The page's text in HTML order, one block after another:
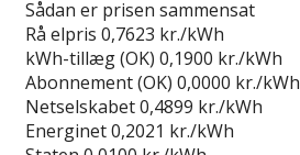
Sådan er prisen sammensat
Rå elpris 0,7623 kr./kWh
kWh-tillæg (OK) 0,1900 kr./kWh
Abonnement (OK) 0,0000 kr./kWh
Netselskabet0,4899 kr./kWh
Energinet0,2021 kr./kWh